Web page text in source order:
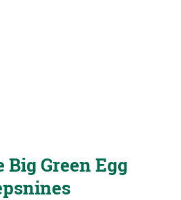
Big Green Egg